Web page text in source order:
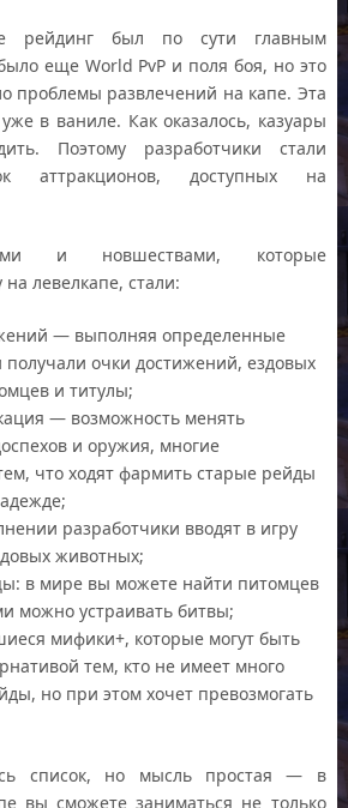
рейдинг был по сути главным
еще World PvP и поля боя, но это
проблемы развлечений на капе. Эта
в ваниле. Как оказалось, казуары
Поэтому разработчики стали
аттракционов, доступных на
и новшествами, которые
левелкапе, стали:
— выполняя определенные
получали очки достижений, ездовых
и титулы;
— возможность менять
и оружия, многие
что ходят фармить старые рейды
разработчики вводят в игру
животных;
в мире вы можете найти питомцев
можно устраивать битвы;
мифики+, которые могут быть
тем, кто не имеет много
но при этом хочет превозмогать
список, но мысль простая — в
вы сможете заниматься не только